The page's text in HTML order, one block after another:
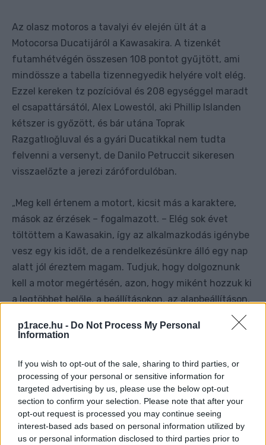
p1race.hu - Do Not Process My Personal
Information
If you wish to opt-out of the sale, sharing to third parties, or
processing of your personal or sensitive information for
targeted advertising by us, please use the below opt-out
section to confirm your selection. Please note that after your
opt-out request is processed you may continue seeing
interest-based ads based on personal information utilized by
us or personal information disclosed to third parties prior to
Az olasz motoros a tavalyi év elején ült át a
Motocorsa Ducatijáról a Kawasakira. A tizenkét
futamhétvégén összesen 108 pontot gyűjtött, ami
mindössze a tabella tizennegyedik helyére volt elég.
Ezzel kereken tz pozícióval és 208 egységgel maradt
el csapattársától, Alex Lowestól, aki Phillip Islanden
kétszer is győzött, és bár utána Toprak
Razgatlıoğluval és a gyári Ducatikkal nem tudta
felvenni a versenyt, de Danilo Petruccit sikeresen
visszaelőzte a jerezi zárófordulóban.
„Meg kell értenem a motort, kicsit más a karaktere,
mások az érzések – fogalmazott. – Elég sok évet
töltöttem a Kawasakin, így az alkalmazkodás igénybe
vesz egy kis időt, de a rendelkezésünkre álló egy nap
alatt jól éreztem magam. Tudjuk, hogy dolgoznunk
kell a motor megértésén, azon, hogy miként hozzuk ki
a legtöbbet belőle, a beállításokon, az alapbeállításon,
minden ilyesmin. Ugyanakkor ez egy szép kihívás.”